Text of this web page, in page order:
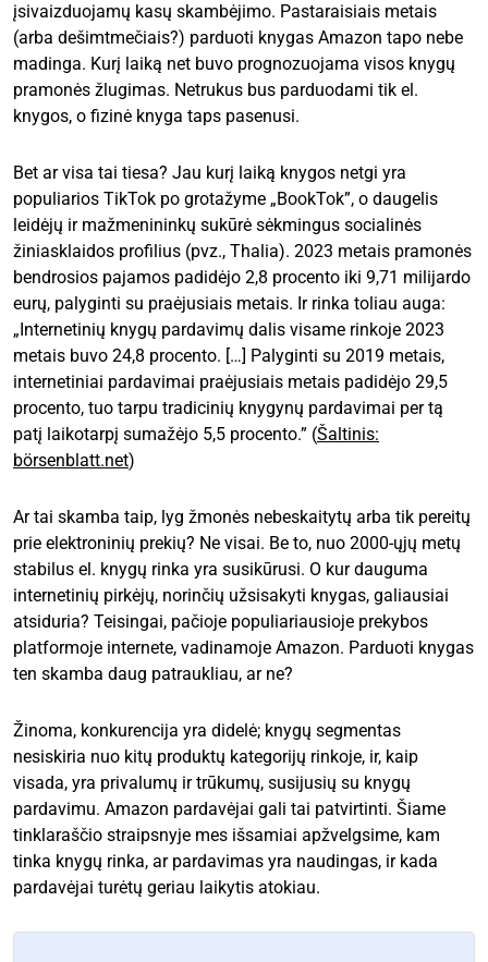
įsivaizduojamų kasų skambėjimo. Pastaraisiais metais
(arba dešimtmečiais?) parduoti knygas Amazon tapo nebe
madinga. Kurį laiką net buvo prognozuojama visos knygų
pramonės žlugimas. Netrukus bus parduodami tik el.
knygos, o fizinė knyga taps pasenusi.
Bet ar visa tai tiesa? Jau kurį laiką knygos netgi yra
populiarios TikTok po grotažyme „BookTok”, o daugelis
leidėjų ir mažmenininkų sukūrė sėkmingus socialinės
žiniasklaidos profilius (pvz., Thalia). 2023 metais pramonės
bendrosios pajamos padidėjo 2,8 procento iki 9,71 milijardo
eurų, palyginti su praėjusiais metais. Ir rinka toliau auga:
„Internetinių knygų pardavimų dalis visame rinkoje 2023
metais buvo 24,8 procento. […] Palyginti su 2019 metais,
internetiniai pardavimai praėjusiais metais padidėjo 29,5
procento, tuo tarpu tradicinių knygynų pardavimai per tą
patį laikotarpį sumažėjo 5,5 procento.” (Šaltinis:
börsenblatt.net)
Ar tai skamba taip, lyg žmonės nebeskaitytų arba tik pereitų
prie elektroninių prekių? Ne visai. Be to, nuo 2000-ųjų metų
stabilus el. knygų rinka yra susikūrusi. O kur dauguma
internetinių pirkėjų, norinčių užsisakyti knygas, galiausiai
atsiduria? Teisingai, pačioje populiariausioje prekybos
platformoje internete, vadinamoje Amazon. Parduoti knygas
ten skamba daug patraukliau, ar ne?
Žinoma, konkurencija yra didelė; knygų segmentas
nesiskiria nuo kitų produktų kategorijų rinkoje, ir, kaip
visada, yra privalumų ir trūkumų, susijusių su knygų
pardavimu. Amazon pardavėjai gali tai patvirtinti. Šiame
tinklaraščio straipsnyje mes išsamiai apžvelgsime, kam
tinka knygų rinka, ar pardavimas yra naudingas, ir kada
pardavėjai turėtų geriau laikytis atokiau.